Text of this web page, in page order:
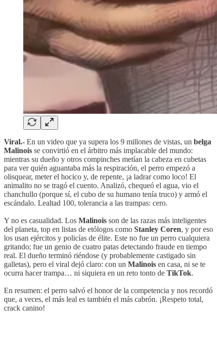
Viral.- En un video que ya supera los 9 millones de vistas, un belga
Malinois se convirtió en el árbitro más implacable del mundo:
mientras su dueño y otros compinches metían la cabeza en cubetas
para ver quién aguantaba más la respiración, el perro empezó a
olisquear, meter el hocico y, de repente, ¡a ladrar como loco! El
animalito no se tragó el cuento. Analizó, chequeó el agua, vio el
chanchullo (porque sí, el cubo de su humano tenía truco) y armó el
escándalo. Lealtad 100, tolerancia a las trampas: cero.
Y no es casualidad. Los Malinois son de las razas más inteligentes
del planeta, top en listas de etólogos como Stanley Coren, y por eso
los usan ejércitos y policías de élite. Este no fue un perro cualquiera
gritando; fue un genio de cuatro patas detectando fraude en tiempo
real. El dueño terminó riéndose (y probablemente castigado sin
galletas), pero el viral dejó claro: con un Malinois en casa, ni se te
ocurra hacer trampa… ni siquiera en un reto tonto de TikTok.
En resumen: el perro salvó el honor de la competencia y nos recordó
que, a veces, el más leal es también el más cabrón. ¡Respeto total,
crack canino!